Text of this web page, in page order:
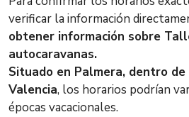
verificar la información
obtener información sobre
autocaravanas.
Situado en Palmera, dentro
Valencia, los horarios podrían
épocas vacacionales.